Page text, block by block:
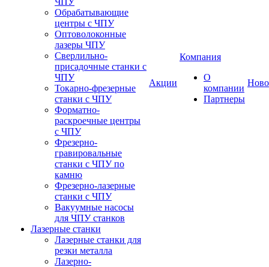
Обрабатывающие
центры с ЧПУ
Оптоволоконные
лазеры ЧПУ
Сверлильно-
присадочные станки с
ЧПУ
Токарно-фрезерные
станки с ЧПУ
Форматно-
раскроечные центры
с ЧПУ
Фрезерно-
гравировальные
станки с ЧПУ по
камню
Фрезерно-лазерные
станки с ЧПУ
Вакуумные насосы
для ЧПУ станков
Лазерные станки
Лазерные станки для
резки металла
Лазерно-
Акции
Компания
О
компании
Партнеры